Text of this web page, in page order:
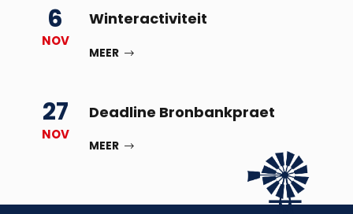
6
NOV
Winteractiviteit
MEER
27
NOV
Deadline Bronbankpraet
MEER